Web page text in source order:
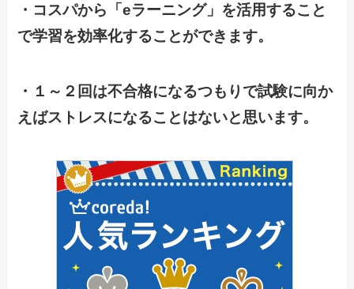
・コスパから「eラーニング」を活用すること
で学習を効率化することができます。
・１～２回は不合格になるつもりで試験に向か
えばストレスになることはないと思います。